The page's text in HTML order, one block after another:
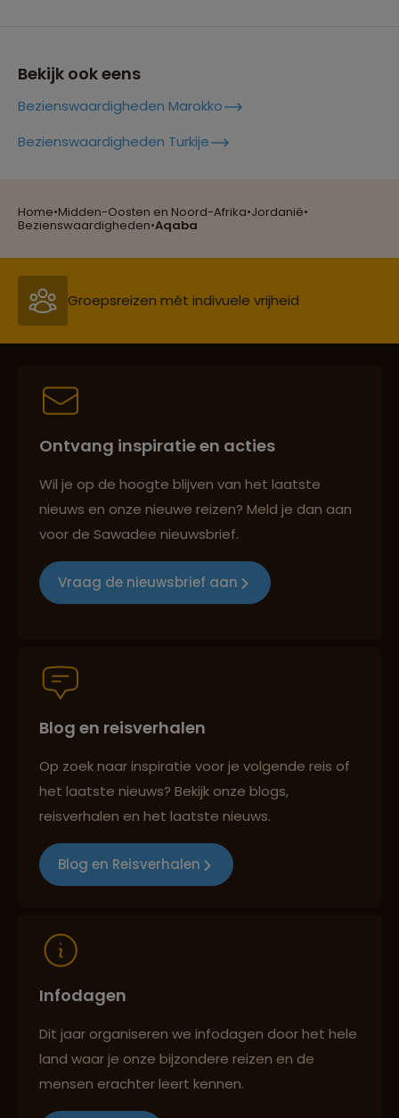
Home•Midden-Oosten en Noord-Afrika•Jordanië•
Bezienswaardigheden•Aqaba
Bekijk ook eens
Bezienswaardigheden Marokko
Bezienswaardigheden Turkije
Groepsreizen mét indivuele vrijheid
Reiszekerheid met Sawadee
Persoonlijk en deskundig reisadvies
Groepsreizen mét indivuele vrijheid
Persoonlijk en deskundig reisadvies
Reizen met oog voor mens, cultuur en milieu
Ontvang inspiratie en acties
Wil je op de hoogte blijven van het laatste
nieuws en onze nieuwe reizen? Meld je dan aan
voor de Sawadee nieuwsbrief.
Vraag de nieuwsbrief aan
Blog en reisverhalen
Op zoek naar inspiratie voor je volgende reis of
het laatste nieuws? Bekijk onze blogs,
reisverhalen en het laatste nieuws.
Blog en Reisverhalen
Infodagen
Dit jaar organiseren we infodagen door het hele
land waar je onze bijzondere reizen en de
mensen erachter leert kennen.